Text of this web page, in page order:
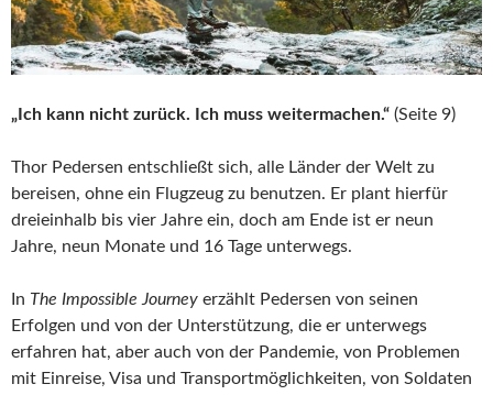
„Ich kann nicht zurück. Ich muss weitermachen.“ (Seite 9)
Thor Pedersen entschließt sich, alle Länder der Welt zu
bereisen, ohne ein Flugzeug zu benutzen. Er plant hierfür
dreieinhalb bis vier Jahre ein, doch am Ende ist er neun
Jahre, neun Monate und 16 Tage unterwegs.
In The Impossible Journey erzählt Pedersen von seinen
Erfolgen und von der Unterstützung, die er unterwegs
erfahren hat, aber auch von der Pandemie, von Problemen
mit Einreise, Visa und Transportmöglichkeiten, von Soldaten